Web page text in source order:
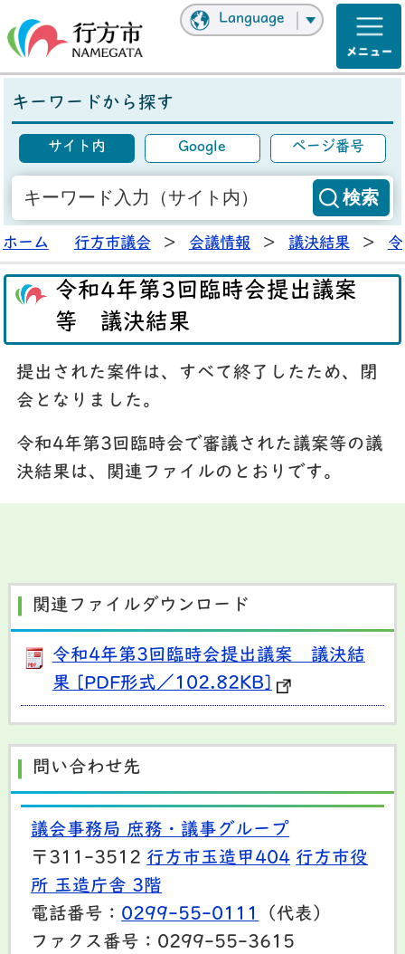
Language
キーワードから探す
サイト内 Google ページ番号
ホーム 行方市議会 > 会議情報 > 議決結果 >
令和4年第3回臨時会提出議案
等 議決結果
提出された案件は、すべて終了したため、閉
会となりました。
令和4年第3回臨時会で審議された議案等の議
決結果は、関連ファイルのとおりです。
関連ファイルダウンロード
令和4年第3回臨時会提出議案 議決結
果 [PDF形式／102.82KB]
問い合わせ先
議会事務局 庶務・議事グループ
〒311-3512 行方市玉造甲404 行方市役
所 玉造庁舎 3階
電話番号： 0299-55-0111
（代表）
ファクス番号：0299-55-3615